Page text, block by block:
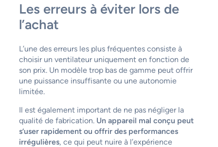
Les erreurs à éviter lors de
l’achat
L’une des erreurs les plus fréquentes consiste à
choisir un ventilateur uniquement en fonction de
son prix. Un modèle trop bas de gamme peut offrir
une puissance insuffisante ou une autonomie
limitée.
Il est également important de ne pas négliger la
qualité de fabrication. Un appareil mal conçu peut
s’user rapidement ou offrir des performances
irrégulières, ce qui peut nuire à l’expérience